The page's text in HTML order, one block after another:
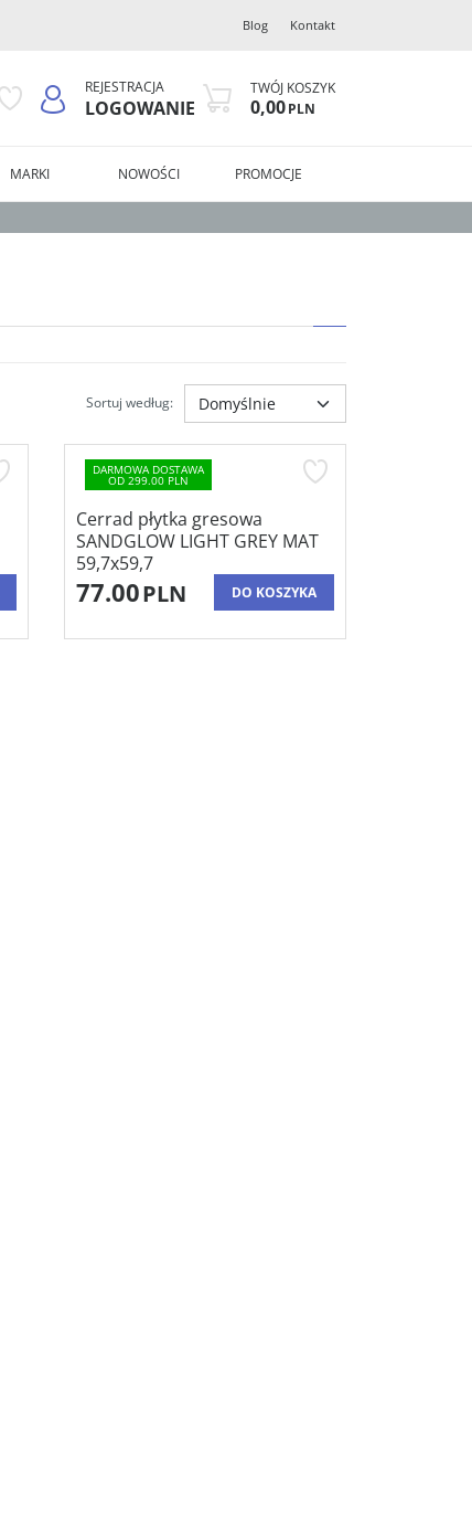
Blog Kontakt
REJESTRACJA
LOGOWANIE
TWÓJ KOSZYK
0,00PLN
MARKI NOWOŚCI PROMOCJE
Sortuj według:
DARMOWA DOSTAWA
OD 299.00 PLN
Cerrad płytka gresowa
SANDGLOW LIGHT GREY MAT
59,7x59,7
77.00PLN DO KOSZYKA